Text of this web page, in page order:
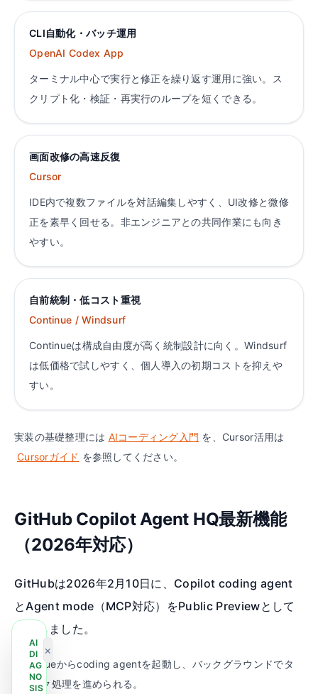
CLI自動化・バッチ運用
OpenAI Codex App
ターミナル中心で実行と修正を繰り返す運用に強い。ス
クリプト化・検証・再実行のループを短くできる。
画面改修の高速反復
Cursor
IDE内で複数ファイルを対話編集しやすく、UI改修と微修
正を素早く回せる。非エンジニアとの共同作業にも向き
やすい。
自前統制・低コスト重視
Continue / Windsurf
Continueは構成自由度が高く統制設計に向く。Windsurf
は低価格で試しやすく、個人導入の初期コストを抑えや
すい。
実装の基礎整理には AIコーディング入門 を、Cursor活用は
Cursorガイド を参照してください。
GitHub Copilot Agent HQ最新機能
（2026年対応）
GitHubは2026年2月10日に、Copilot coding agent
とAgent mode（MCP対応）をPublic Previewとして
発表しました。
Issueからcoding agentを起動し、バックグラウンドでタ
スク処理を進められる。
AI
DI
AG
NO
SIS
×